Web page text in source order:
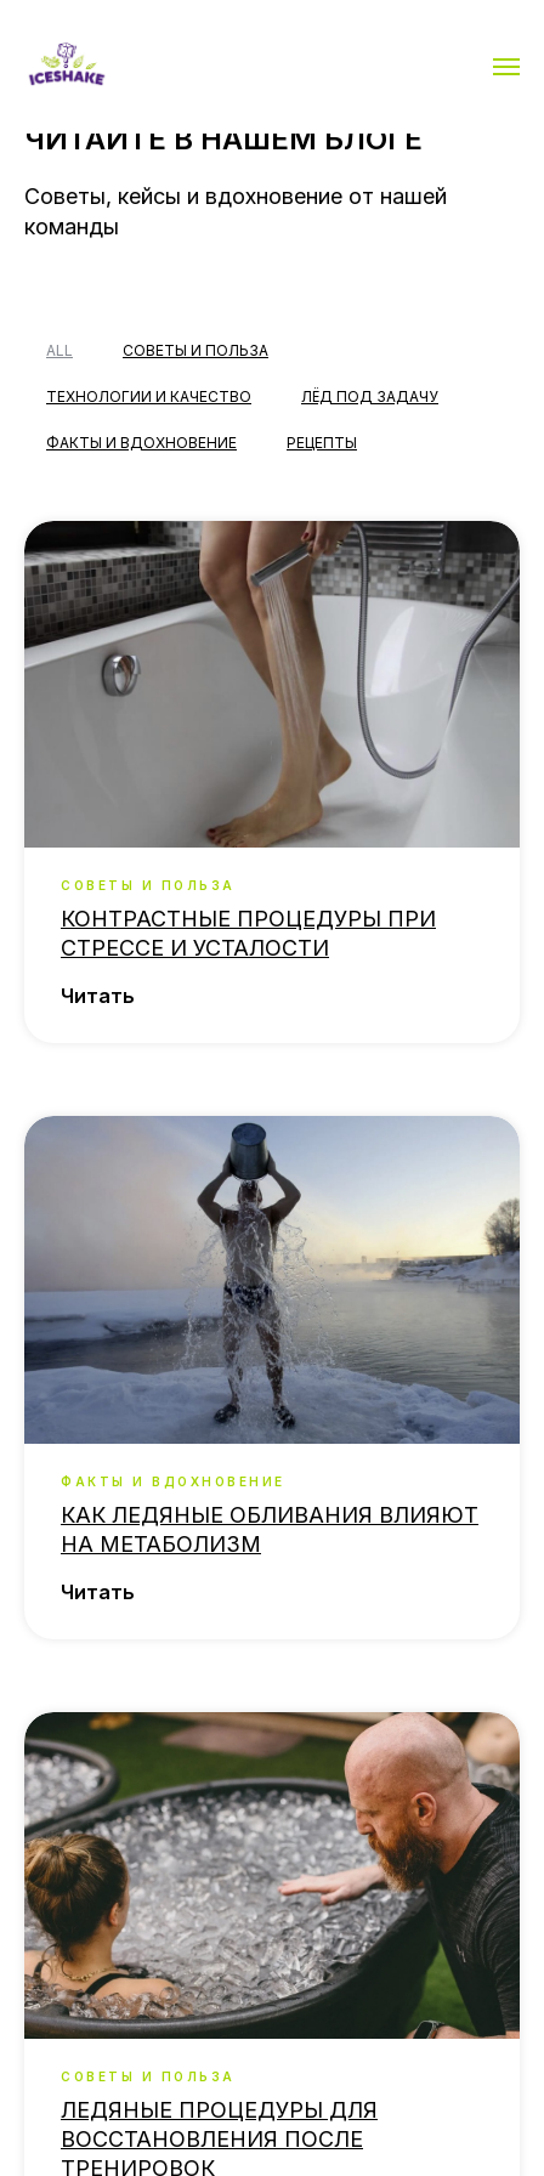
ЧИТАЙТЕ В НАШЕМ БЛОГЕ
Советы, кейсы и вдохновение от нашей
команды
ALL СОВЕТЫ И ПОЛЬЗА
ТЕХНОЛОГИИ И КАЧЕСТВО ЛЁД ПОД ЗАДАЧУ
ФАКТЫ И ВДОХНОВЕНИЕ РЕЦЕПТЫ
СОВЕТЫ И ПОЛЬЗА
КОНТРАСТНЫЕ ПРОЦЕДУРЫ ПРИ
СТРЕССЕ И УСТАЛОСТИ
Читать
ФАКТЫ И ВДОХНОВЕНИЕ
КАК ЛЕДЯНЫЕ ОБЛИВАНИЯ ВЛИЯЮТ
НА МЕТАБОЛИЗМ
Читать
СОВЕТЫ И ПОЛЬЗА
ЛЕДЯНЫЕ ПРОЦЕДУРЫ ДЛЯ
ВОССТАНОВЛЕНИЯ ПОСЛЕ
ТРЕНИРОВОК